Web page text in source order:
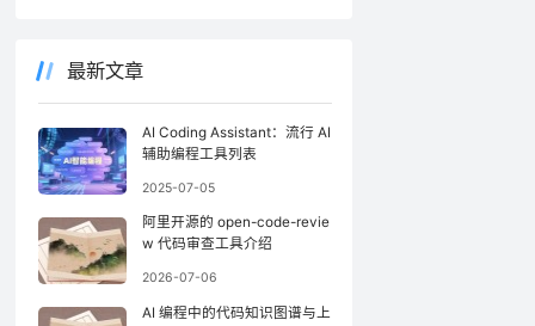
最新文章
AI Coding Assistant：流行 AI
辅助编程工具列表
2025-07-05
阿里开源的 open-code-revie
w 代码审查工具介绍
2026-07-06
AI 编程中的代码知识图谱与上